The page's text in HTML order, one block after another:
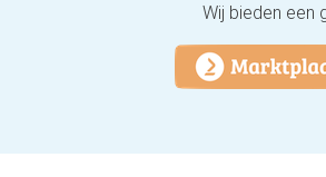
Wij bieden een